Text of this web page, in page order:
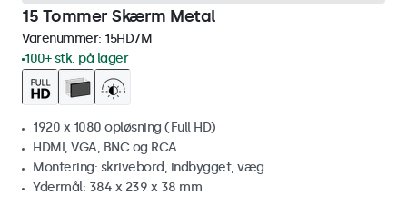
15 Tommer Skærm Metal
Varenummer: 15HD7M
100+ stk. på lager
1920 x 1080 opløsning (Full HD)
HDMI, VGA, BNC og RCA
Montering: skrivebord, indbygget, væg
Ydermål: 384 x 239 x 38 mm